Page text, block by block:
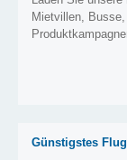
Mietvillen,
Günstigstes